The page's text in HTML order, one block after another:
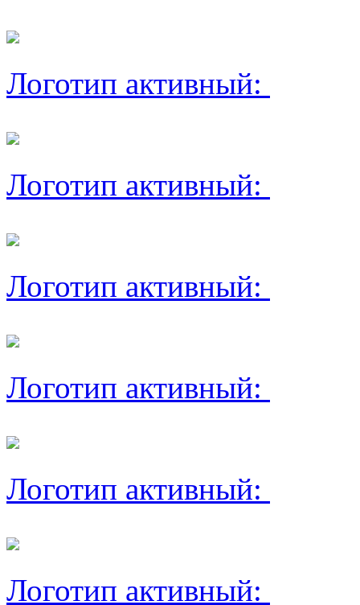
Логотип активный:
Логотип активный:
Логотип активный:
Логотип активный:
Логотип активный:
Логотип активный: